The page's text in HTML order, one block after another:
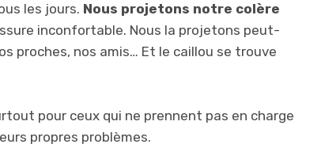
les jours. Nous projetons notre colère
inconfortable. Nous la projetons peut-
proches, nos amis… Et le caillou se trouve
pour ceux qui ne prennent pas en charge
propres problèmes.